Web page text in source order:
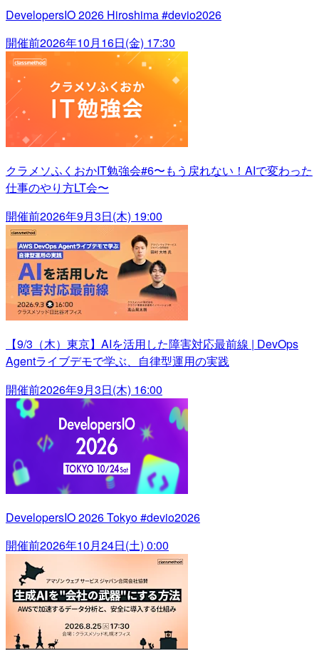
DevelopersIO 2026 Hiroshima #devio2026
開催前2026年10月16日(金) 17:30
クラメソふくおかIT勉強会#6〜もう戻れない！AIで変わった
仕事のやり方LT会〜
開催前2026年9月3日(木) 19:00
【9/3（木）東京】AIを活用した障害対応最前線 | DevOps
Agentライブデモで学ぶ、自律型運用の実践
開催前2026年9月3日(木) 16:00
DevelopersIO 2026 Tokyo #devio2026
開催前2026年10月24日(土) 0:00